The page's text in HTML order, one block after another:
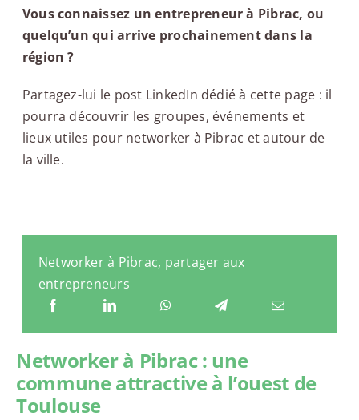
Vous connaissez un entrepreneur à Pibrac, ou
quelqu’un qui arrive prochainement dans la
région ?
Partagez-lui le post LinkedIn dédié à cette page : il
pourra découvrir les groupes, événements et
lieux utiles pour networker à Pibrac et autour de
la ville.
Networker à Pibrac, partager aux
entrepreneurs
Networker à Pibrac : une
commune attractive à l’ouest de
Toulouse